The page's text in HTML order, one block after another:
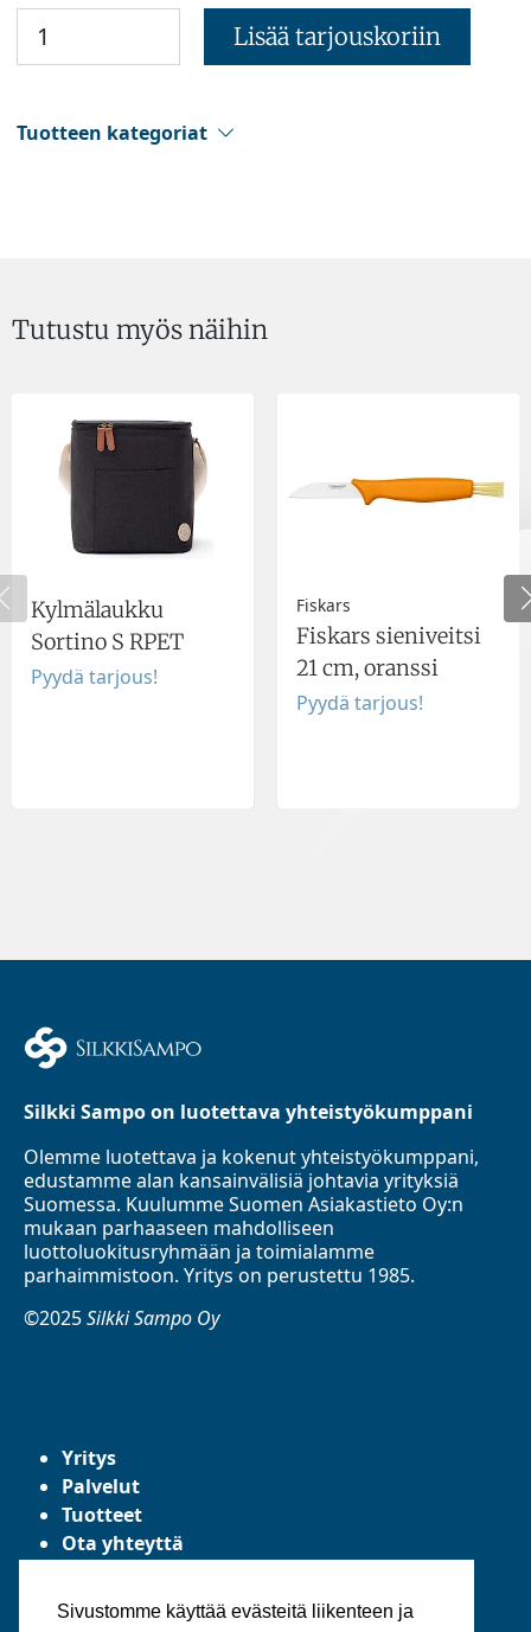
Sivustomme käyttää evästeitä liikenteen ja
Lisää tarjouskoriin
Tuotteen kategoriat
Tutustu myös näihin
Kylmälaukku
Sortino S RPET
Pyydä tarjous!
Fiskars
Fiskars sieniveitsi
21 cm, oranssi
Pyydä tarjous!
Silkki Sampo on luotettava yhteistyökumppani
Olemme luotettava ja kokenut yhteistyökumppani,
edustamme alan kansainvälisiä johtavia yrityksiä
Suomessa. Kuulumme Suomen Asiakastieto Oy:n
mukaan parhaaseen mahdolliseen
luottoluokitusryhmään ja toimialamme
parhaimmistoon. Yritys on perustettu 1985.
©2025Silkki Sampo Oy
Yritys
Palvelut
Tuotteet
Ota yhteyttä
Yleiset toimitusehdot